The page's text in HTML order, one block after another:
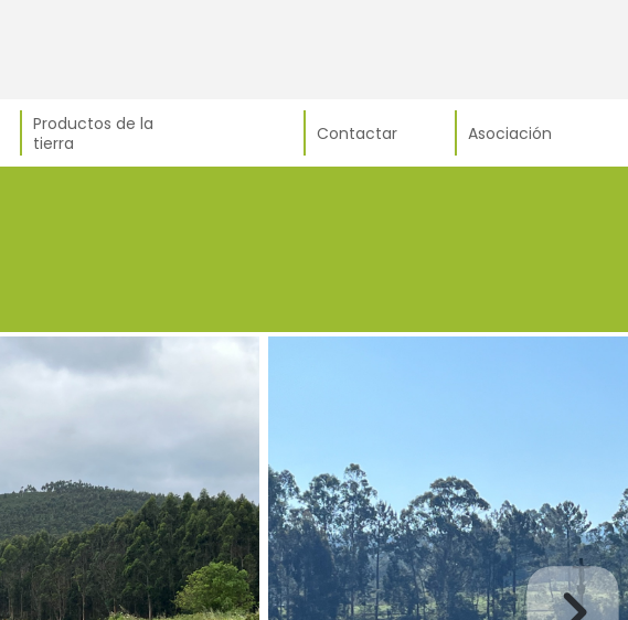
Productos de la
tierra
Contactar Asociación